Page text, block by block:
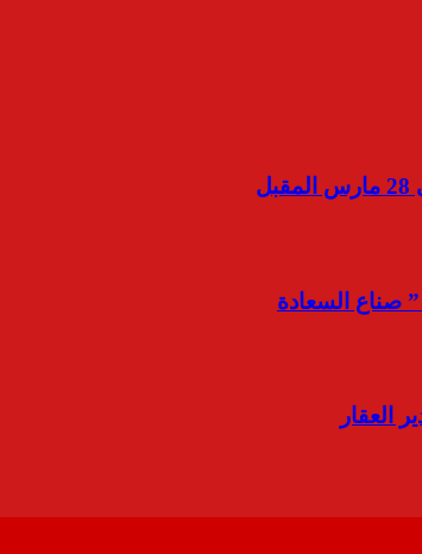
صناع السعادة
العقار